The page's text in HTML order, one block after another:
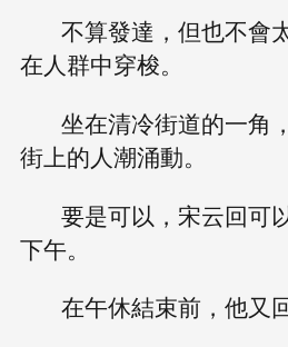
不算發達，但也不會
在人群中穿梭。
坐在清冷街道的一角
街上的人潮涌動。
要是可以，宋云回可
下午。
在午休結束前，他又